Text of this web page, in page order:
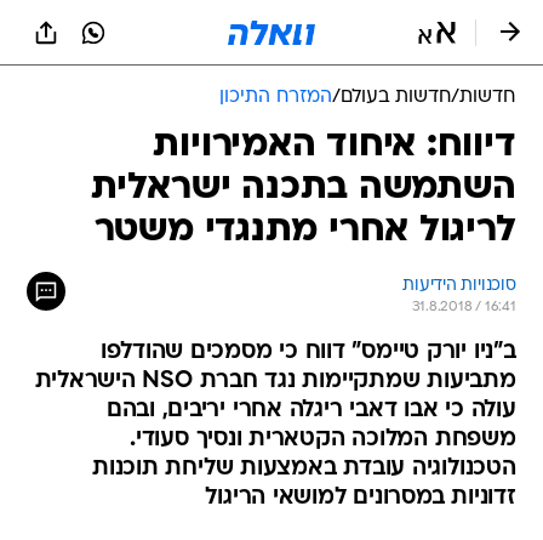
חדשות/חדשות בעולם/המזרח התיכון
דיווח: איחוד האמירויות
השתמשה בתכנה ישראלית
לריגול אחרי מתנגדי משטר
סוכנויות הידיעות
31.8.2018 / 16:41
ב"ניו יורק טיימס" דווח כי מסמכים שהודלפו
מתביעות שמתקיימות נגד חברת NSO הישראלית
עולה כי אבו דאבי ריגלה אחרי יריבים, ובהם
משפחת המלוכה הקטארית ונסיך סעודי.
הטכנולוגיה עובדת באמצעות שליחת תוכנות
זדוניות במסרונים למושאי הריגול